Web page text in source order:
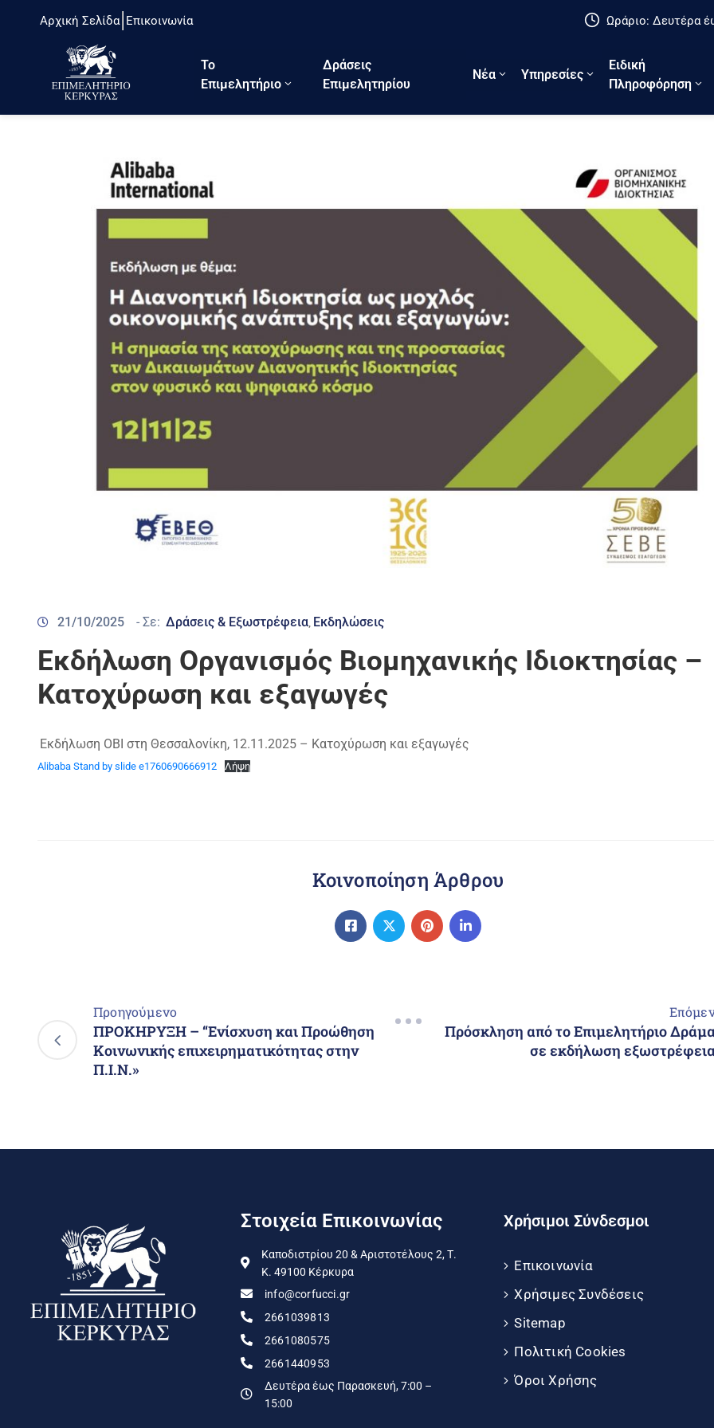
Αρχική Σελίδα Επικοινωνία Ωράριο: Δευτέρα
Το
Eπιμελητήριο
Δράσεις
Επιμελητηρίου
Νέα Υπηρεσίες
Ειδική
Πληροφόρηση
21/10/2025 - Σε: Δράσεις & Εξωστρέφεια Εκδηλώσεις
Εκδήλωση Οργανισμός Βιομηχανικής Ιδιοκτησίας –
Κατοχύρωση και εξαγωγές
Εκδήλωση ΟΒΙ στη Θεσσαλονίκη, 12.11.2025 – Κατοχύρωση και εξαγωγές
Alibaba Stand by slide e1760690666912 Λήψη
Κοινοποίηση Άρθρου
Προηγούμενο
ΠΡΟΚΗΡΥΞΗ – “Ενίσχυση και Προώθηση
Κοινωνικής επιχειρηματικότητας στην
Π.Ι.Ν.»
Πρόσκληση από το Επιμελητήριο
σε εκδήλωση
Στοιχεία Επικοινωνίας
Καποδιστρίου 20 & Αριστοτέλους 2, Τ.
Κ. 49100 Κέρκυρα
info@corfucci.gr
2661039813
2661080575
2661440953
Δευτέρα έως Παρασκευή, 7:00 –
15:00
Χρήσιμοι Σύνδεσμοι
Επικοινωνία
Χρήσιμες Συνδέσεις
Sitemap
Πολιτική Cookies
Όροι Χρήσης